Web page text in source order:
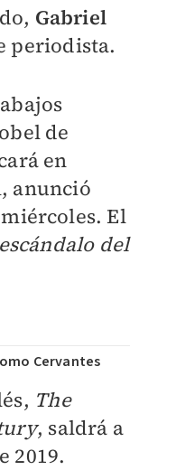
Gabriel
periodista.
de
en
anunció
El
del
Cervantes
The
, saldrá a
2019.